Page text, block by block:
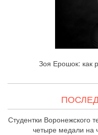
Зоя Ерошок: как
Студентки Воронежского
четыре медали на